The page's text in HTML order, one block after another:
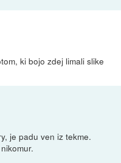
ki bojo zdej limali slike
je padu ven iz tekme.